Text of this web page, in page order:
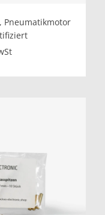
Pneumatikmotor